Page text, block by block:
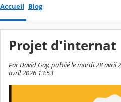
Accueil Blog
Projet d'internat
Par David Gay, publié le mardi 28 avril
avril 2026 13:53